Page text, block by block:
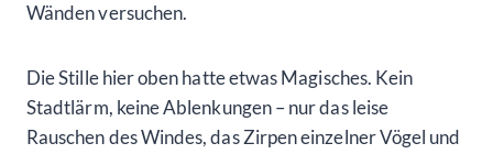
Wänden versuchen.
Die Stille hier oben hatte etwas Magisches. Kein
Stadtlärm, keine Ablenkungen – nur das leise
Rauschen des Windes, das Zirpen einzelner Vögel und